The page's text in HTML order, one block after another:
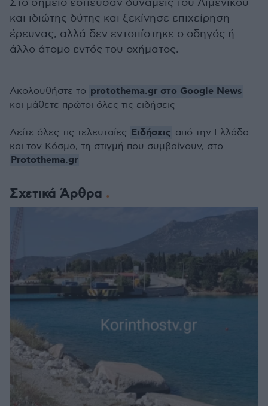
Στο σημείο έσπευσαν δυνάμεις του Λιμενικού
και ιδιώτης δύτης και ξεκίνησε επιχείρηση
έρευνας, αλλά δεν εντοπίστηκε ο οδηγός ή
άλλο άτομο εντός του οχήματος.
Σχετικά Άρθρα
Ακολουθήστε το protothema.gr στο Google News
και μάθετε πρώτοι όλες τις ειδήσεις
Δείτε όλες τις τελευταίες Ειδήσεις από την Ελλάδα
και τον Κόσμο, τη στιγμή που συμβαίνουν, στο
Protothema.gr